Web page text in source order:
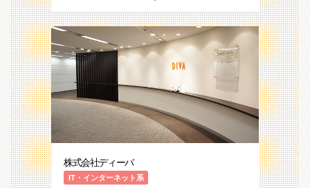
続しています。
また、連結・開示システムメーカーの機能
も有する同社。市場ではトップシェア（約
4割のシェア）のシステムでもございます
ので、基盤が安定しており安心して就業い
ただける環境です。
〇決算業務標準化の推進
1つのプロジェクトは、3～10名程度のチ
ームとなっています。
難易度の高い連結決算領域ですが、同社は
その業務を1つの環境に集約させ、単純
化・効率化に取り組んできました。
段階的に関われる仕組みを実現しており、
対応できる範囲を徐々に広げていくことが
できます。同社のノウハウを活用した、業
②業務改善の提案～実行（決算以外）
決算後はチームで振り返りを行い、次回決
算に向けての準備と効率化などの課題解決
を行います。
お客様の課題に併せて提案～実行までを一
気通貫で行い、課題解決に向けてお客様と
伴走していただきます。
・情報の抜け漏れを防ぐ為チェックシート
作成
・関数を活用して入力業務を自動化など
③プロジェクトの管理（リーダー）
連結決算、開示業務のプロジェクト責任者
せします。
・契約交渉
・メンバーのアサイン調整
・ITや業務改善など会計＋αのスキルを習
得できる
■業務概要
連結会計システム「DivaSystem」を活用
して、300社以上のお客様の連結決算支援
（BPO）や業務改善コンサルティングを
実施していただきます。実務を行いつつ豊
富な他社事例や社内を活かして、お客様と
二人三脚で連結決算の業務効率化や仕組み
作りを推進していただきます。
下記業務をチーム（１社平均3~5名）で進
めていただきます。
実務に慣れていただいた後、リーダーとし
満足いただけるお客様が増加しており、毎
年120%ペースで成長しております。引き
続きお客様からの相談が増加している背景
から、そのご要望にお応えすべく増員を図
ることと致しました。
※お客様事例：三菱地所株式会社、住友商
事株式会社、株式会社ツムラなど300社以
上！
■魅力/特徴
◎「ポジションが詰まっていて上流業務や
マネジメントの経験が積めない」「1社の
みのやり方を正として良いのか」「知識を
ちを解消することができます！
・"大手企業かつ一連"の連結決算業務に携
株式会社ディーバ
IT・インターネット系